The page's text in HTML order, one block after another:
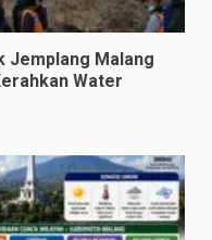
Jemplang Malang
Water